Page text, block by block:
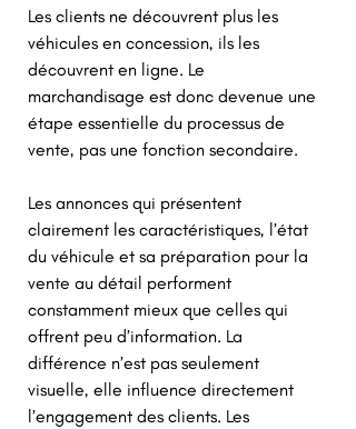
Les clients ne découvrent plus les
véhicules en concession, ils les
découvrent en ligne. Le
marchandisage est donc devenue une
étape essentielle du processus de
vente, pas une fonction secondaire.
Les annonces qui présentent
clairement les caractéristiques, l’état
du véhicule et sa préparation pour la
vente au détail performent
constamment mieux que celles qui
offrent peu d’information. La
différence n’est pas seulement
visuelle, elle influence directement
l’engagement des clients. Les